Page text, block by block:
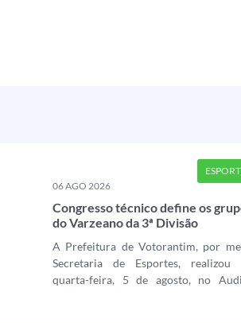
06 AGO 2026
Congresso técnico define os
do Varzeano da 3ª Divisão
A Prefeitura de Votorantim, por
Secretaria de Esportes, realizou
quarta-feira, 5 de agosto, no